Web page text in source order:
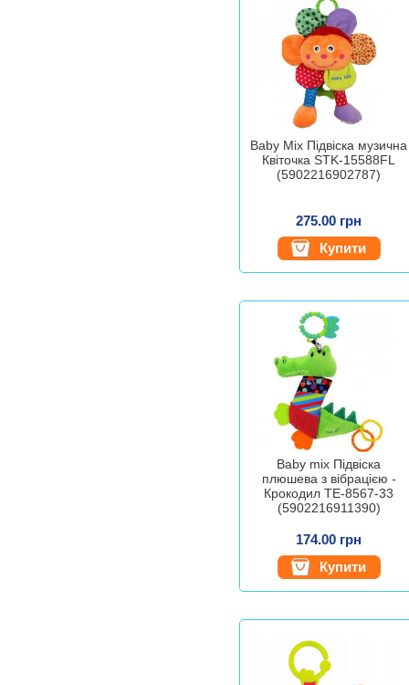
Baby Mix Підвіска музична
Квіточка STK-15588FL
(5902216902787)
275.00 грн
Купити
Baby mix Підвіска
плюшева з вібрацією -
Крокодил TE-8567-33
(5902216911390)
174.00 грн
Купити